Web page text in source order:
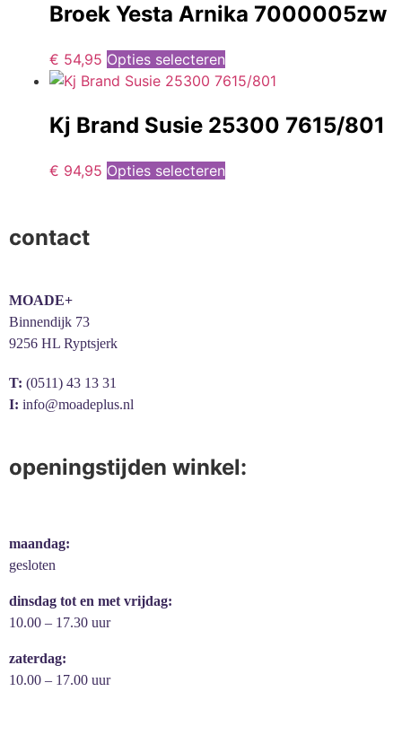
Broek Yesta Arnika 7000005zw
€ 54,95 Opties selecteren
Kj Brand Susie 25300 7615/801
€ 94,95 Opties selecteren
contact
MOADE+
Binnendijk 73
9256 HL Ryptsjerk
T: (0511) 43 13 31
I: info@moadeplus.nl
openingstijden winkel:
maandag:
gesloten
dinsdag tot en met vrijdag:
10.00 – 17.30 uur
zaterdag:
10.00 – 17.00 uur